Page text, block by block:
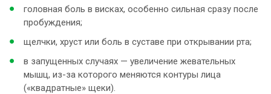
головная боль в висках, особенно сильная сразу после
пробуждения;
щелчки, хруст или боль в суставе при открывании рта;
в запущенных случаях — увеличение жевательных
мышц, из-за которого меняются контуры лица
(«квадратные» щеки).